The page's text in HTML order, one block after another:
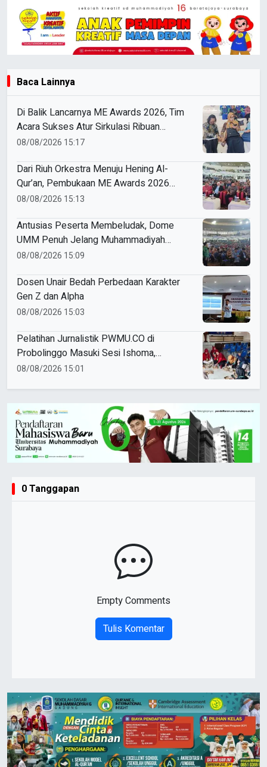
Baca Lainnya
Di Balik Lancarnya ME Awards 2026, Tim
Acara Sukses Atur Sirkulasi Ribuan
Peserta di Dome UMM
08/08/2026 15:17
Dari Riuh Orkestra Menuju Hening Al-
Qur’an, Pembukaan ME Awards 2026
Berlangsung Khidmat
08/08/2026 15:13
Antusias Peserta Membeludak, Dome
UMM Penuh Jelang Muhammadiyah
Education Awards 2026
08/08/2026 15:09
Dosen Unair Bedah Perbedaan Karakter
Gen Z dan Alpha
08/08/2026 15:03
Pelatihan Jurnalistik PWMU.CO di
Probolinggo Masuki Sesi Ishoma,
Peserta Antusias Ikuti Materi
08/08/2026 15:01
0 Tanggapan
Empty Comments
Tulis Komentar